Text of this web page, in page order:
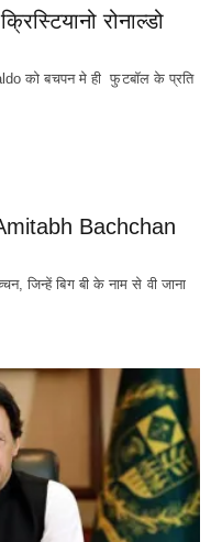
रोनाल्डो
को बचपन मे ही फुटबॉल के प्रति
Bachchan
जिन्हें बिग बी के नाम से वी जाना